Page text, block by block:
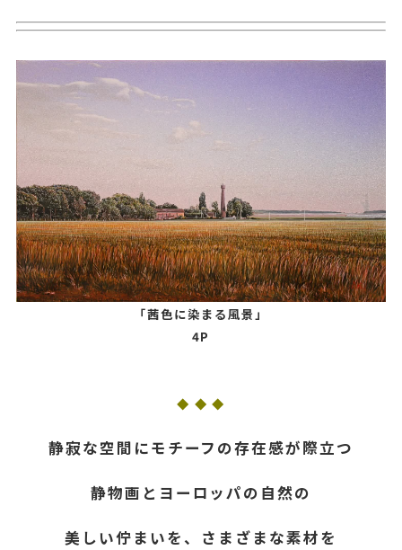
「茜色に染まる風景」
4P
◆ ◆ ◆
静寂な空間にモチーフの存在感が際立つ
静物画とヨーロッパの自然の
美しい佇まいを、さまざまな素材を